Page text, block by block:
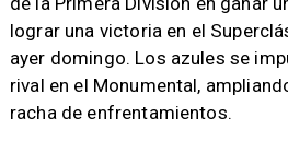
lograr una victoria en el
ayer domingo. Los azules se
rival en el Monumental,
racha de enfrentamientos.